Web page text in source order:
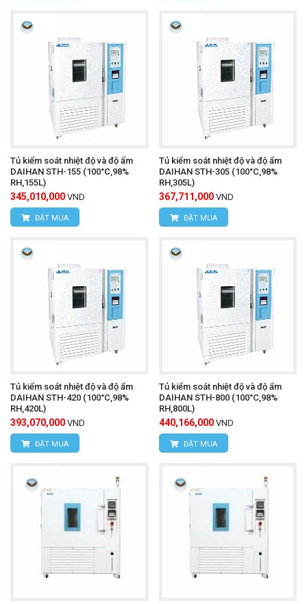
Tủ kiểm soát nhiệt độ và độ ẩm
DAIHAN STH-155 (100°C,98%
RH,155L)
345,010,000 VND
ĐẶT MUA
Tủ kiểm soát nhiệt độ và độ ẩm
DAIHAN STH-305 (100°C,98%
RH,305L)
367,711,000 VND
ĐẶT MUA
Tủ kiểm soát nhiệt độ và độ ẩm
DAIHAN STH-420 (100°C,98%
RH,420L)
393,070,000 VND
ĐẶT MUA
Tủ kiểm soát nhiệt độ và độ ẩm
DAIHAN STH-800 (100°C,98%
RH,800L)
440,166,000 VND
ĐẶT MUA